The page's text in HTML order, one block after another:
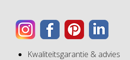
Kwaliteitsgarantie & advies